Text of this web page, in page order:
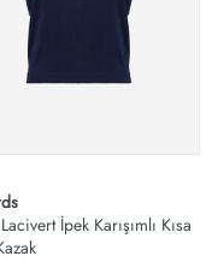
İpek Karışımlı Kısa